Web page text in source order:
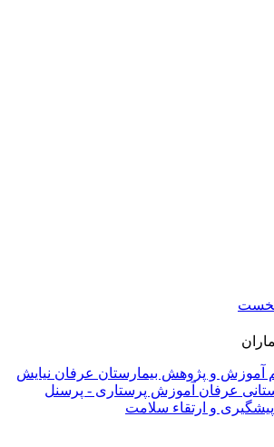
آموزش و پژوهش بیمارستان عرفان نیایش
عرفان آموزش پرستاری - پرسنل
و ارتقاء سلامت